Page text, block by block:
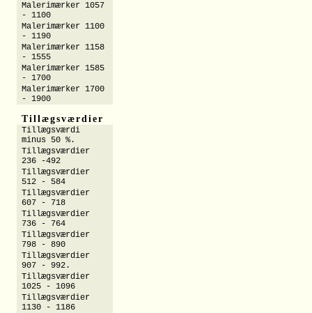
Malerimærker 1057
- 1100
Malerimærker 1100
- 1190
Malerimærker 1158
- 1555
Malerimærker 1585
- 1700
Malerimærker 1700
- 1900
Tillægsværdier
Tillægsværdi
minus 50 %.
Tillægsværdier
236 -492
Tillægsværdier
512 - 584
Tillægsværdier
607 - 718
Tillægsværdier
736 - 764
Tillægsværdier
798 - 890
Tillægsværdier
907 - 992.
Tillægsværdier
1025 - 1096
Tillægsværdier
1130 - 1186